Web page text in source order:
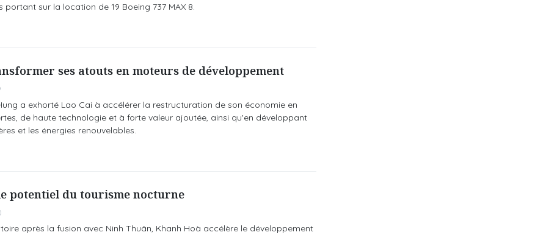
sur la location de 19 Boeing 737 MAX 8.
ses atouts en moteurs de développement
a exhorté Lao Cai à accélérer la restructuration de son économie en
de haute technologie et à forte valeur ajoutée, ainsi qu'en développant
et les énergies renouvelables.
potentiel du tourisme nocturne
après la fusion avec Ninh Thuân, Khanh Hoà accélère le développement